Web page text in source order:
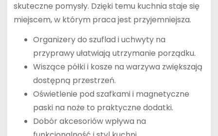
skuteczne pomysły. Dzięki temu kuchnia staje się
miejscem, w którym praca jest przyjemniejsza.
Organizery do szuflad i uchwyty na
przyprawy ułatwiają utrzymanie porządku.
Wiszące półki i kosze na warzywa zwiększają
dostępną przestrzeń.
Oświetlenie pod szafkami i magnetyczne
paski na noże to praktyczne dodatki.
Dobór akcesoriów wpływa na